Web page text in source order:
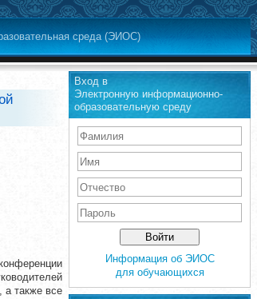
среда (ЭИОС)
а также все
Вход в
Электронную информационно-
образовательную среду
Информация об ЭИОС
для обучающихся